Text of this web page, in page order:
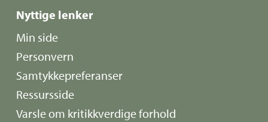
Nyttige lenker
Min side
Personvern
Samtykkepreferanser
Ressursside
Varsle om kritikkverdige forhold